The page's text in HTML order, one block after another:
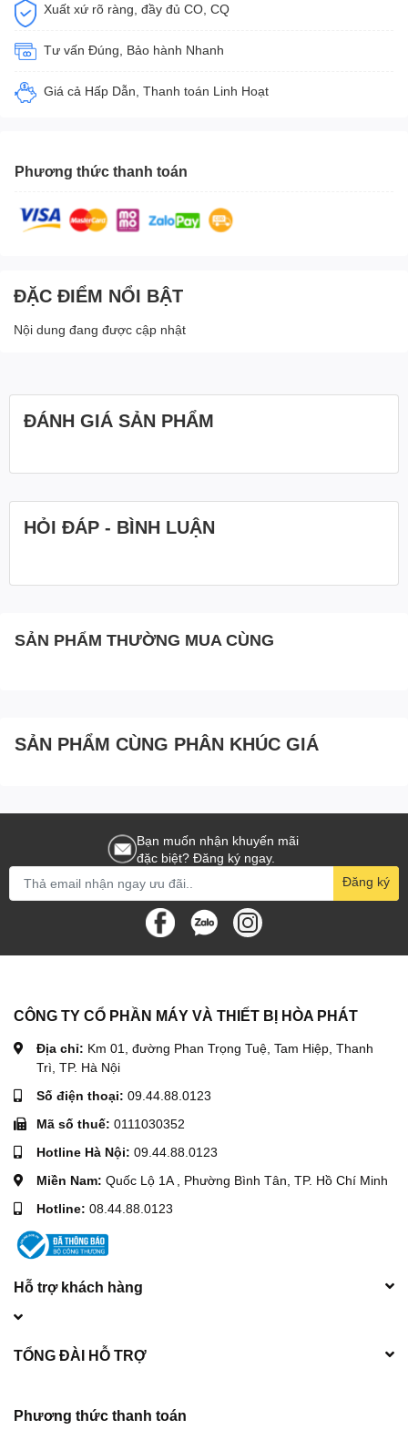
Xuất xứ rõ ràng, đầy đủ CO, CQ
Tư vấn Đúng, Bảo hành Nhanh
Giá cả Hấp Dẫn, Thanh toán Linh Hoạt
Phương thức thanh toán
ĐẶC ĐIỂM NỔI BẬT
Nội dung đang được cập nhật
ĐÁNH GIÁ SẢN PHẨM
HỎI ĐÁP - BÌNH LUẬN
SẢN PHẨM THƯỜNG MUA CÙNG
SẢN PHẨM CÙNG PHÂN KHÚC GIÁ
Bạn muốn nhận khuyến mãi
đặc biệt? Đăng ký ngay.
Đăng ký
CÔNG TY CỔ PHẦN MÁY VÀ THIẾT BỊ HÒA PHÁT
Địa chỉ: Km 01, đường Phan Trọng Tuệ, Tam Hiệp, Thanh
Trì, TP. Hà Nội
Số điện thoại: 09.44.88.0123
Mã số thuế: 0111030352
Hotline Hà Nội: 09.44.88.0123
Miền Nam: Quốc Lộ 1A , Phường Bình Tân, TP. Hồ Chí Minh
Hotline: 08.44.88.0123
Hỗ trợ khách hàng
TỔNG ĐÀI HỖ TRỢ
Phương thức thanh toán